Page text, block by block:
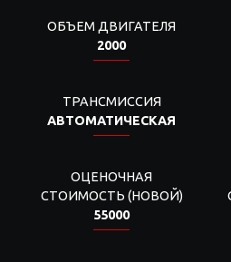
ОБЪЕМ ДВИГАТЕЛЯ
2000
ТРАНСМИССИЯ
АВТОМАТИЧЕСКАЯ
ОЦЕНОЧНАЯ
СТОИМОСТЬ (НОВОЙ)
55000